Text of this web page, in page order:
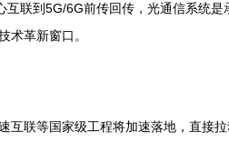
联到5G/6G前传回传，光通信系统
术革新窗口。
联等国家级工程将加速落地，直接